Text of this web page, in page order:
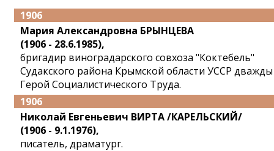
1906
Мария Александровна БРЫНЦЕВА
(1906 - 28.6.1985),
бригадир виноградарского совхоза "Коктебель"
Судакского района Крымской области УССР дважды
Герой Социалистического Труда.
1906
Николай Евгеньевич ВИРТА /КАРЕЛЬСКИЙ/
(1906 - 9.1.1976),
писатель, драматург.